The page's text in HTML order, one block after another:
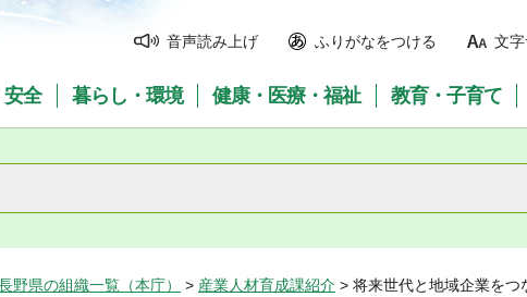
音声読み上げ ふりがなをつける 文
安全 暮らし・環境 健康・医療・福祉 教育・子育て
野県の組織一覧（本庁） > 産業人材育成課紹介 > 将来世代と地域企業をつ